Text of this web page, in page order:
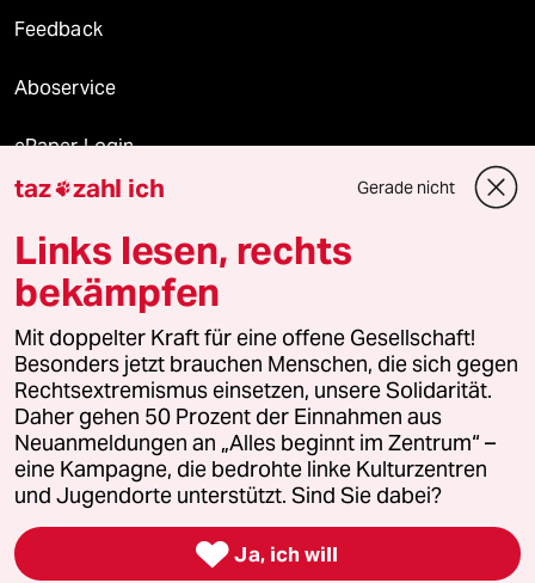
Feedback
Aboservice
ePaper Login
Downloads für Abonnierende
© 2026 taz Verlags und Vertriebs GmbH
Alle Rechte vorbehalten. Bei rechtlichen Fragen oder für Genehmigungen
wenden Sie sich bitte an
lizenzen@taz.de
Feedback Redaktionsstatut Kommune-Richtlinien
Leitlinie Informant Datenschutz Impressum AGB
Seitenwende Einwilligungen widerrufen (Ads)
taz zahl ich Gerade nicht
Links lesen, rechts
bekämpfen
Mit doppelter Kraft für eine offene Gesellschaft!
Besonders jetzt brauchen Menschen, die sich gegen
Rechtsextremismus einsetzen, unsere Solidarität.
Daher gehen 50 Prozent der Einnahmen aus
Neuanmeldungen an „Alles beginnt im Zentrum“ –
eine Kampagne, die bedrohte linke Kulturzentren
und Jugendorte unterstützt. Sind Sie dabei?
 Ja, ich will